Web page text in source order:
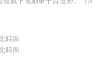
時間
時間